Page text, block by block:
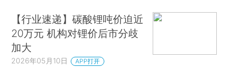
【行业速递】碳酸锂吨价迫近
20万元 机构对锂价后市分歧
加大
2026年05月10日 APP打开